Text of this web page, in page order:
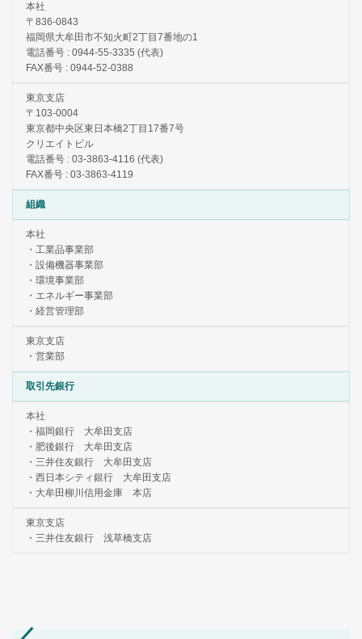
本社
〒836-0843
福岡県大牟田市不知火町2丁目7番地の1
電話番号 : 0944-55-3335 (代表)
FAX番号 : 0944-52-0388
東京支店
〒103-0004
東京都中央区東日本橋2丁目17番7号
クリエイトビル
電話番号 : 03-3863-4116 (代表)
FAX番号 : 03-3863-4119
組織
本社
・工業品事業部
・設備機器事業部
・環境事業部
・エネルギー事業部
・経営管理部
東京支店
・営業部
取引先銀行
本社
・福岡銀行 大牟田支店
・肥後銀行 大牟田支店
・三井住友銀行 大牟田支店
・西日本シティ銀行 大牟田支店
・大牟田柳川信用金庫 本店
東京支店
・三井住友銀行 浅草橋支店